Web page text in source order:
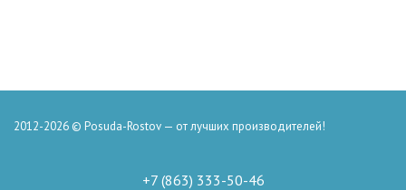
2012-2026 © Posuda-Rostov — от лучших производителей!
+7 (863) 333-50-46